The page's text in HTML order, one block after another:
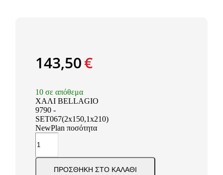
143,50€
10 σε απόθεμα
ΧΑΛΙ BELLAGIO
9790 -
SET067(2x150,1x210)
NewPlan ποσότητα
ΠΡΟΣΘΉΚΗ ΣΤΟ ΚΑΛΆΘΙ